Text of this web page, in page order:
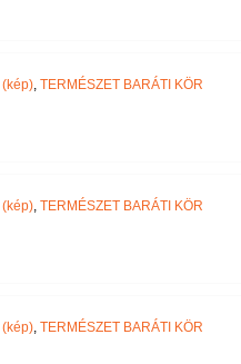
(kép), TERMÉSZET BARÁTI KÖR
(kép), TERMÉSZET BARÁTI KÖR
(kép), TERMÉSZET BARÁTI KÖR